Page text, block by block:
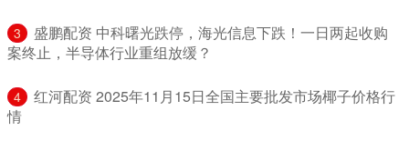
3
​盛鹏配资 中科曙光跌停，海光信息下跌！一日两起收购
案终止，半导体行业重组放缓？
4
​红河配资 2025年11月15日全国主要批发市场椰子价格行
情